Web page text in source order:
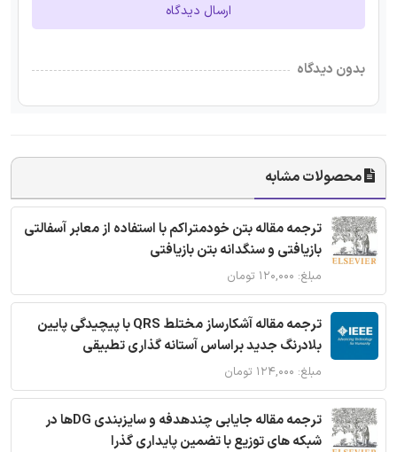
ارسال دیدگاه
بدون دیدگاه
محصولات مشابه
ترجمه مقاله بتن خودمتراکم با استفاده از معابر آسفالتی
بازیافتی و سنگدانه بتن بازیافتی
مبلغ: ۱۲۰,۰۰۰ تومان
ترجمه مقاله آشکارساز مختلط QRS با پیچیدگی پایین
بلادرنگ جدید براساس آستانه گذاری تطبیقی
مبلغ: ۱۲۴,۰۰۰ تومان
ترجمه مقاله جایابی چندهدفه و سایزبندی DGها در
شبکه های توزیع با تضمین پایداری گذرا